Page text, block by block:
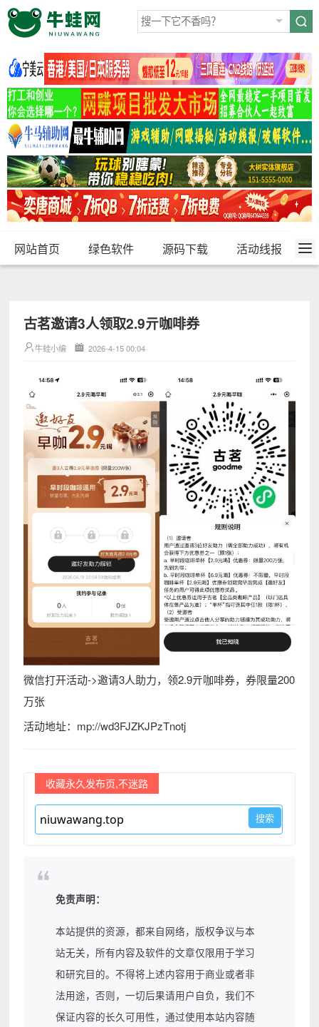
网站首页 绿色软件 源码下载 活动线报
古茗邀请3人领取2.9亓咖啡券
牛蛙小编 2026-4-15 00:04
微信打开活动->邀请3人助力，领2.9亓咖啡券，券限量200
万张
活动地址：mp://wd3FJZKJPzTnotj
收藏永久发布页,不迷路
免责声明：
本站提供的资源，都来自网络，版权争议与本
站无关，所有内容及软件的文章仅限用于学习
和研究目的。不得将上述内容用于商业或者非
法用途，否则，一切后果请用户自负，我们不
保证内容的长久可用性，通过使用本站内容随